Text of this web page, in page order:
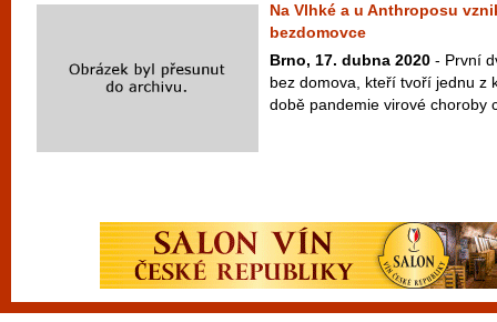
Na Vlhké a u Anthroposu
bezdomovce
Brno, 17. dubna 2020 - První
bez domova, kteří tvoří jednu z
době pandemie virové choroby